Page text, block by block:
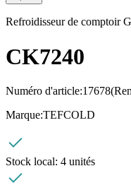
Refroidisseur de comptoir
CK7240
Numéro d'article:17678
Marque:TEFCOLD
Stock local: 4 unités